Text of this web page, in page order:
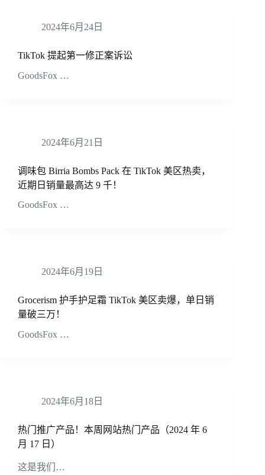
2024年6月24日
TikTok 提起第一修正案诉讼
GoodsFox …
2024年6月21日
调味包 Birria Bombs Pack 在 TikTok 美区热卖，
近期日销量最高达 9 千！
GoodsFox …
2024年6月19日
Grocerism 护手护足霜 TikTok 美区卖爆，单日销
量破三万！
GoodsFox …
2024年6月18日
热门推广产品！本周网站热门产品（2024 年 6
月 17 日）
这是我们…